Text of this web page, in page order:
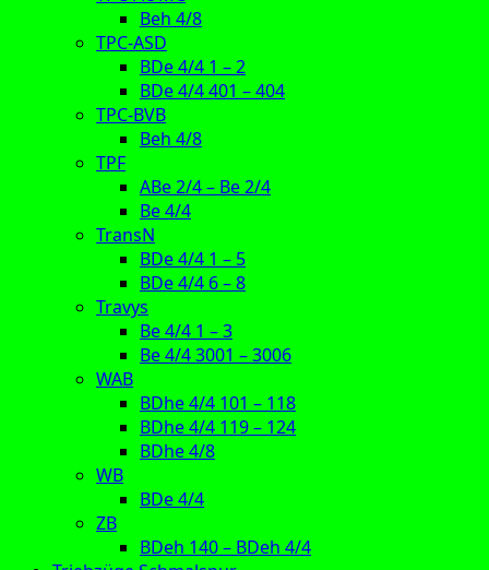
Beh 4/8
TPC-ASD
BDe 4/4 1 – 2
BDe 4/4 401 – 404
TPC-BVB
Beh 4/8
TPF
ABe 2/4 – Be 2/4
Be 4/4
TransN
BDe 4/4 1 – 5
BDe 4/4 6 – 8
Travys
Be 4/4 1 – 3
Be 4/4 3001 – 3006
WAB
BDhe 4/4 101 – 118
BDhe 4/4 119 – 124
BDhe 4/8
WB
BDe 4/4
ZB
BDeh 140 – BDeh 4/4